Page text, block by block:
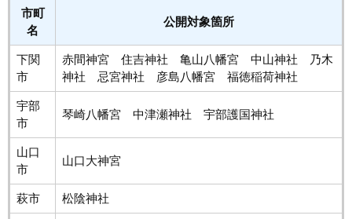
市町
名
公開対象箇所
下関
市
赤間神宮 住吉神社 亀山八幡宮 中山神社 乃木
神社 忌宮神社 彦島八幡宮 福徳稲荷神社
宇部
市
琴崎八幡宮 中津瀬神社 宇部護国神社
山口
市
山口大神宮
萩市 松陰神社